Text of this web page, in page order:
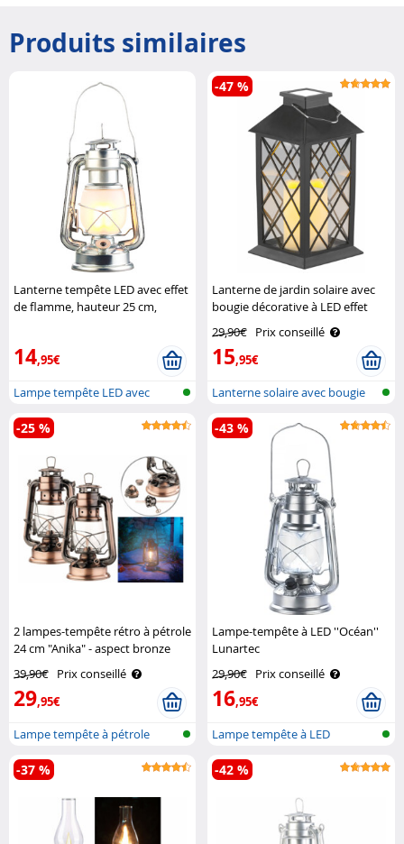
Produits similaires
Lanterne tempête LED avec effet
de flamme, hauteur 25 cm,
14,95€
Lampe tempête LED avec
imitation fl..
Lanterne de jardin solaire avec
bougie décorative à LED effet
flamme, capteur d'obscurité
Lunartec
29,90€ Prix conseillé
15,95€
-47 %
Lanterne solaire avec bougie
scinti..
2 lampes-tempête rétro à pétrole
24 cm "Anika" - aspect bronze
39,90€ Prix conseillé
29,95€
-25 %
Lampe tempête à pétrole
Lampe-tempête à LED ''Océan''
Lunartec
29,90€ Prix conseillé
16,95€
-43 %
Lampe tempête à LED
-37 % -42 %